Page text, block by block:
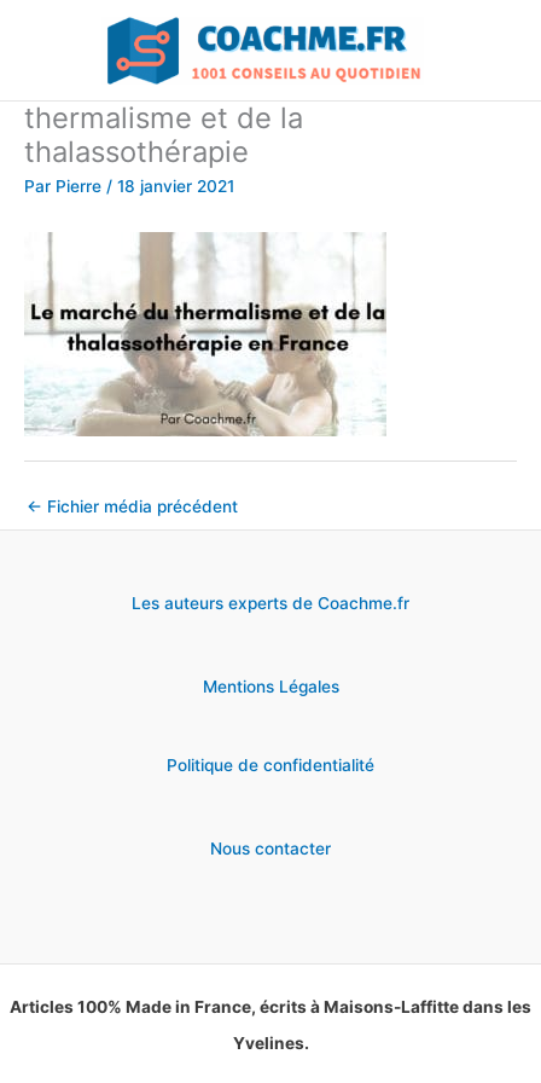
thermalisme et de la
thalassothérapie
Par Pierre / 18 janvier 2021
← Fichier média précédent
Les auteurs experts de Coachme.fr
Mentions Légales
Politique de confidentialité
Nous contacter
Articles 100% Made in France, écrits à Maisons-Laffitte dans les
Yvelines.